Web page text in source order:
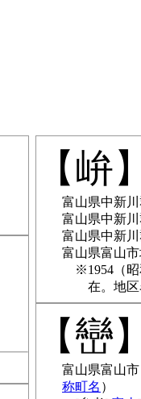
峅
富山県中新
富山県中新
富山県中新
富山県富山
1954（
在。地区
巒
富山県富山
称町名